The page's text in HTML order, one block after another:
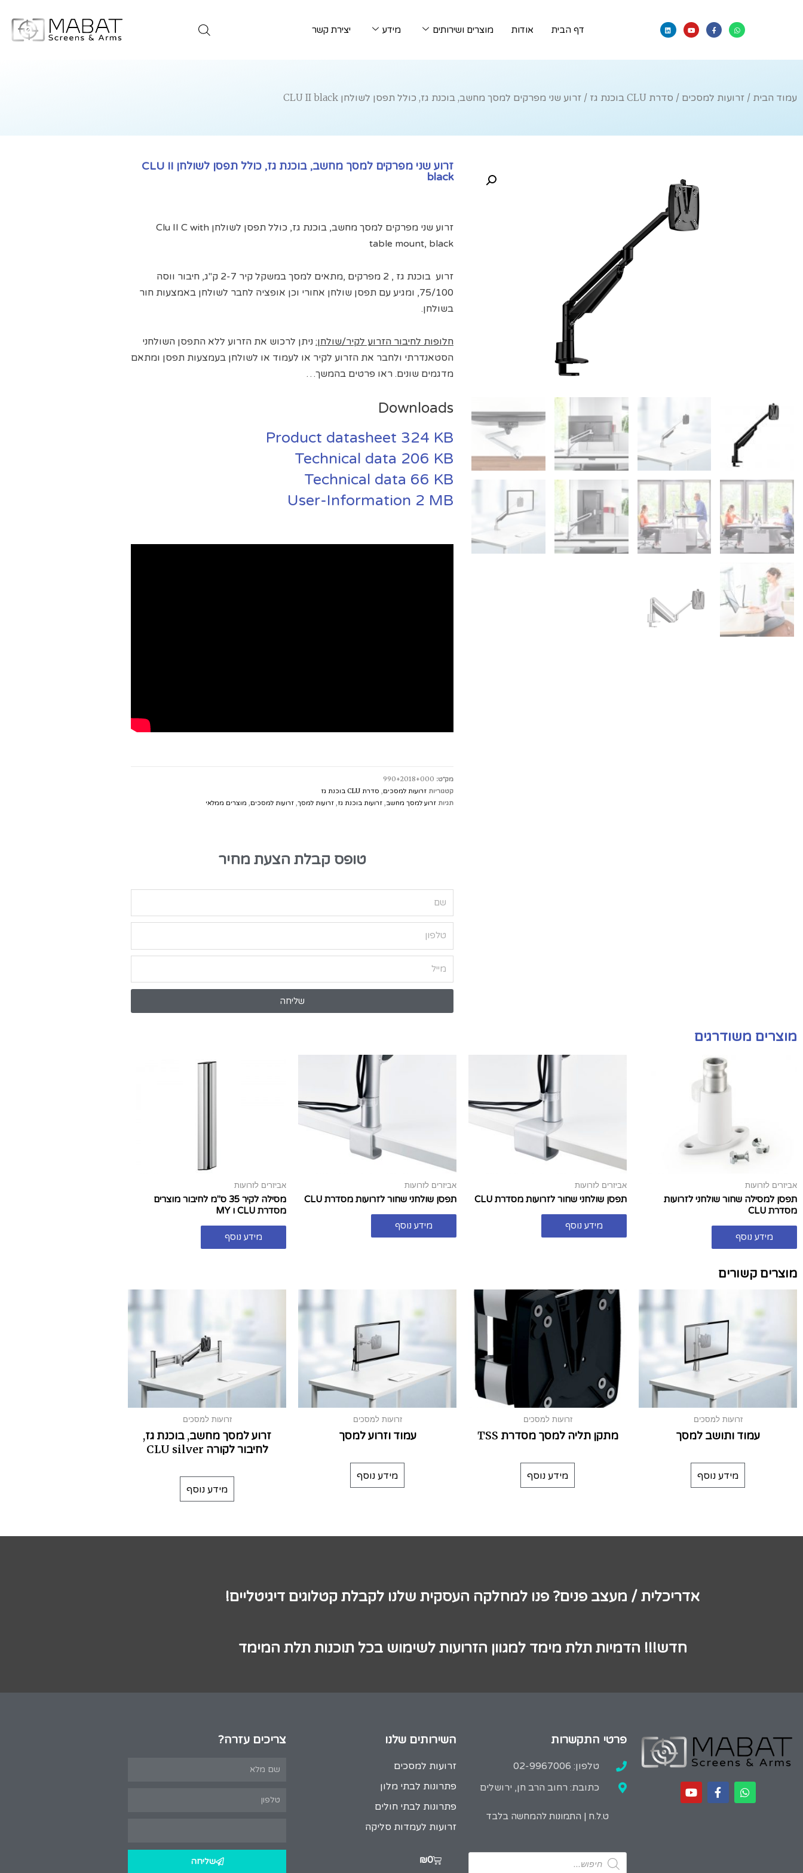
דף הבית אודות מוצרים ושירותים מידע יצירת קשר
עמוד הבית / זרועות למסכים / סדרת CLU בוכנת גז / זרוע שני מפרקים למסך מחשב, בוכנת גז, כולל תפסן לשולחן CLU II black
זרוע שני מפרקים למסך מחשב, בוכנת גז, כולל תפסן לשולחן CLU II
black
זרוע שני מפרקים למסך מחשב, בוכנת גז, כולל תפסן לשולחן Clu II C with
table mount, black
זרוע בוכנת גז , 2 מפרקים ,מתאים למסך במשקל קיר 2-7 ק"ג, חיבור ווסה
75/100, ומגיע עם תפסן שולחן אחורי וכן אופציה לחבר לשולחן באמצעות חור
בשולחן.
חלופות לחיבור הזרוע לקיר/שולחן: ניתן לרכוש את הזרוע ללא התפסן השולחני
הסטאנדרתי ולחבר את הזרוע לקיר או לעמוד או לשולחן בעמצעות תפסן ומתאם
מדגמים שונים. ראו פרטים בהמשך…
Downloads
Product datasheet 324 KB
Technical data 206 KB
Technical data 66 KB
User-Information 2 MB
מק״ט: 990+2018+000
קטגוריות זרועות למסכים, סדרת CLU בוכנת גז
תגיות זרוע למסך מחשב, זרועות בוכנת גז, זרועות למסך, זרועות למסכים, מוצרים ממלאי
טופס קבלת הצעת מחיר
שליחה
מוצרים משודרגים
אביזרים לזרועות
תפסן למסילה שחור שולחני לזרועות
מסדרת CLU
מידע נוסף
אביזרים לזרועות
תפסן שולחני שחור לזרועות מסדרת CLU
מידע נוסף
אביזרים לזרועות
תפסן שולחני שחור לזרועות מסדרת CLU
מידע נוסף
אביזרים לזרועות
מסילה לקיר 35 ס"מ לחיבור מוצרים
מסדרת CLU ו MY
מידע נוסף
מוצרים קשורים
זרועות למסכים
עמוד ותושב למסך
מידע נוסף
זרועות למסכים
מתקן תליה למסך מסדרת TSS
מידע נוסף
זרועות למסכים
עמוד וזרוע למסך
מידע נוסף
זרועות למסכים
זרוע למסך מחשב, בוכנת גז,
לחיבור לקורה CLU silver
מידע נוסף
אדריכלית / מעצב פנים? פנו למחלקה העסקית שלנו לקבלת קטלוגים דיגיטליים!
חדש!!! הדמיות תלת מימד למגוון הזרועות לשימוש בכל תוכנות תלת המימד
פרטי התקשרות
טלפון: 02-9967006
כתובת: רחוב הרב חן, ירושלים
ט.ל.ח | התמונות להמחשה בלבד
השירותים שלנו
זרועות למסכים
פתרונות לבתי מלון
פתרונות לבתי חולים
זרועות לעמדות סליקה
₪0
צריכים עזרה?
שליחה